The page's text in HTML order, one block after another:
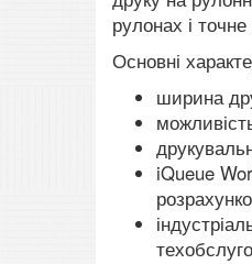
рулонах і
Основні
ширина
iQueue